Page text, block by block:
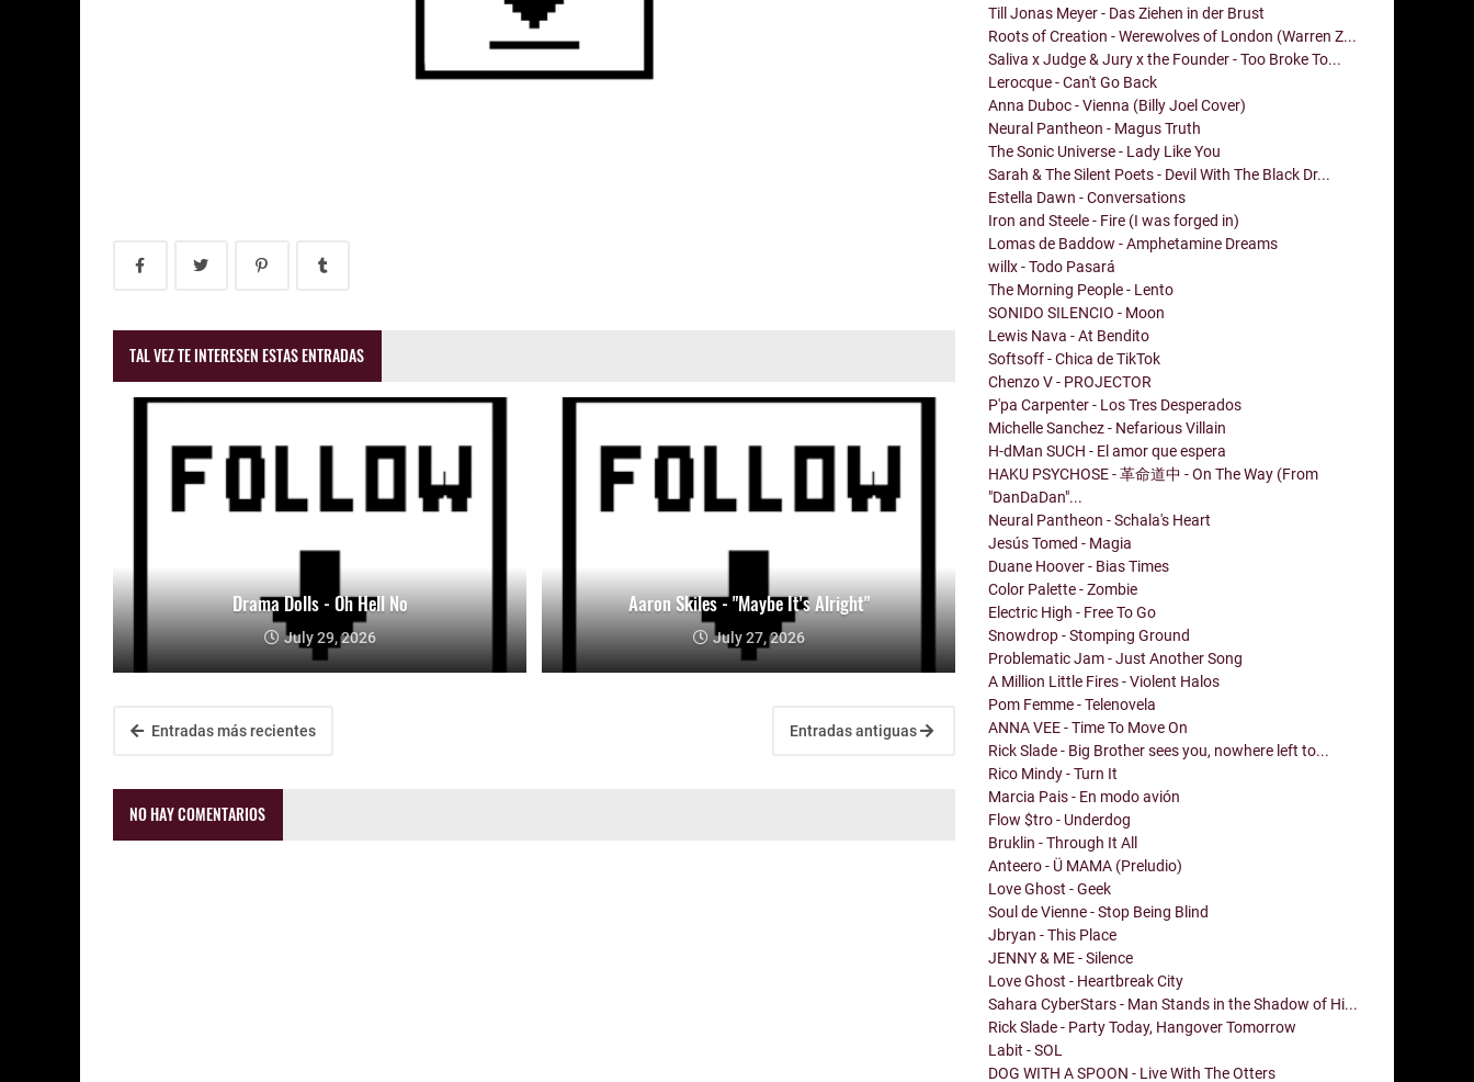
TAL VEZ TE INTERESEN ESTAS ENTRADAS
Drama Dolls - Oh Hell No
July 29, 2026
Aaron Skiles - "Maybe It's Alright"
July 27, 2026
Entradas más recientes Entradas antiguas
NO HAY COMENTARIOS
Till Jonas Meyer - Das Ziehen in der Brust
Roots of Creation - Werewolves of London (Warren Z...
Saliva x Judge & Jury x the Founder - Too Broke To...
Lerocque - Can't Go Back
Anna Duboc - Vienna (Billy Joel Cover)
Neural Pantheon - Magus Truth
The Sonic Universe - Lady Like You
Sarah & The Silent Poets - Devil With The Black Dr...
Estella Dawn - Conversations
Iron and Steele - Fire (I was forged in)
Lomas de Baddow - Amphetamine Dreams
willx - Todo Pasará
The Morning People - Lento
SONIDO SILENCIO - Moon
Lewis Nava - At Bendito
Softsoff - Chica de TikTok
Chenzo V - PROJECTOR
P'pa Carpenter - Los Tres Desperados
Michelle Sanchez - Nefarious Villain
H-dMan SUCH - El amor que espera
HAKU PSYCHOSE - 革命道中 - On The Way (From
"DanDaDan"...
Neural Pantheon - Schala's Heart
Jesús Tomed - Magia
Duane Hoover - Bias Times
Color Palette - Zombie
Electric High - Free To Go
Snowdrop - Stomping Ground
Problematic Jam - Just Another Song
A Million Little Fires - Violent Halos
Pom Femme - Telenovela
ANNA VEE - Time To Move On
Rick Slade - Big Brother sees you, nowhere left to...
Rico Mindy - Turn It
Marcia Pais - En modo avión
Flow $tro - Underdog
Bruklin - Through It All
Anteero - Ü MAMA (Preludio)
Love Ghost - Geek
Soul de Vienne - Stop Being Blind
Jbryan - This Place
JENNY & ME - Silence
Love Ghost - Heartbreak City
Sahara CyberStars - Man Stands in the Shadow of Hi...
Rick Slade - Party Today, Hangover Tomorrow
Labit - SOL
DOG WITH A SPOON - Live With The Otters